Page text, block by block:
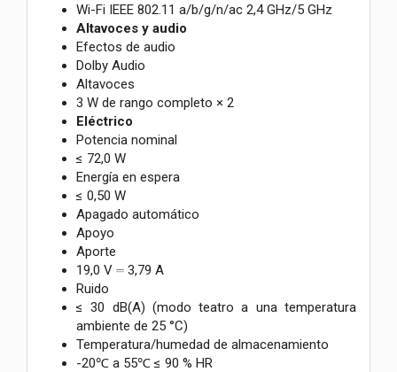
Wi-Fi IEEE 802.11 a/b/g/n/ac 2,4 GHz/5 GHz
Altavoces y audio
Efectos de audio
Dolby Audio
Altavoces
3 W de rango completo × 2
Eléctrico
Potencia nominal
≤ 72,0 W
Energía en espera
≤ 0,50 W
Apagado automático
Apoyo
Aporte
19,0 V ⎓ 3,79 A
Ruido
≤ 30 dB(A) (modo teatro a una temperatura
ambiente de 25 °C)
Temperatura/humedad de almacenamiento
-20℃ a 55℃ ≤ 90 % HR